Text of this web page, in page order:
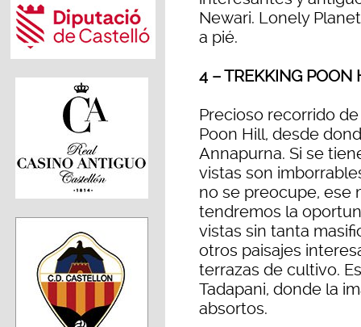
Newari. Lonely
a pié.
4 – TREKKING
Precioso recorrido
Poon Hill, desde
Annapurna. Si se
vistas son
no se preocupe, ese
tendremos la
vistas sin tanta
otros paisajes
terrazas de cultivo.
Tadapani, donde la
absortos.